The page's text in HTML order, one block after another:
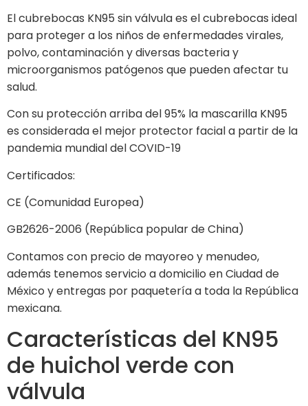
El cubrebocas KN95 sin válvula es el cubrebocas ideal
para proteger a los niños de enfermedades virales,
polvo, contaminación y diversas bacteria y
microorganismos patógenos que pueden afectar tu
salud.
Con su protección arriba del 95% la mascarilla KN95
es considerada el mejor protector facial a partir de la
pandemia mundial del COVID-19
Certificados:
CE (Comunidad Europea)
GB2626-2006 (República popular de China)
Contamos con precio de mayoreo y menudeo,
además tenemos servicio a domicilio en Ciudad de
México y entregas por paquetería a toda la República
mexicana.
Características del KN95
de huichol verde con
válvula